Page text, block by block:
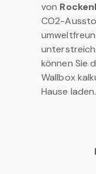
von
CO2-
können Sie
Wallbox
Hause laden.